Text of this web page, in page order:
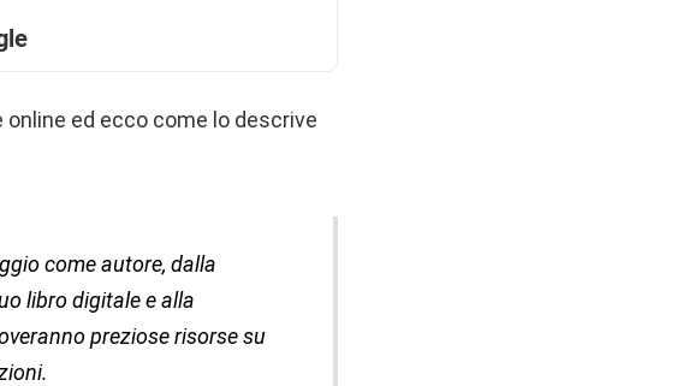
online ed ecco come lo descrive
come autore, dalla
libro digitale e alla
preziose risorse su